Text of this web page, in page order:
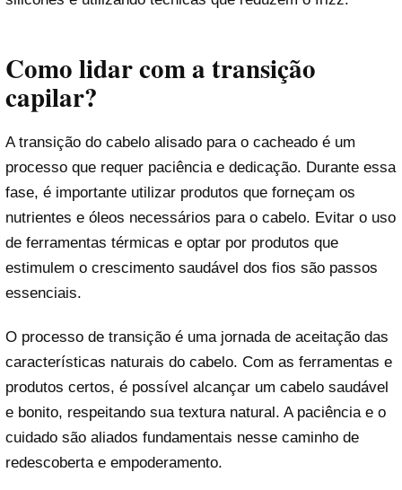
Como lidar com a transição
capilar?
A transição do cabelo alisado para o cacheado é um
processo que requer paciência e dedicação. Durante essa
fase, é importante utilizar produtos que forneçam os
nutrientes e óleos necessários para o cabelo. Evitar o uso
de ferramentas térmicas e optar por produtos que
estimulem o crescimento saudável dos fios são passos
essenciais.
O processo de transição é uma jornada de aceitação das
características naturais do cabelo. Com as ferramentas e
produtos certos, é possível alcançar um cabelo saudável
e bonito, respeitando sua textura natural. A paciência e o
cuidado são aliados fundamentais nesse caminho de
redescoberta e empoderamento.